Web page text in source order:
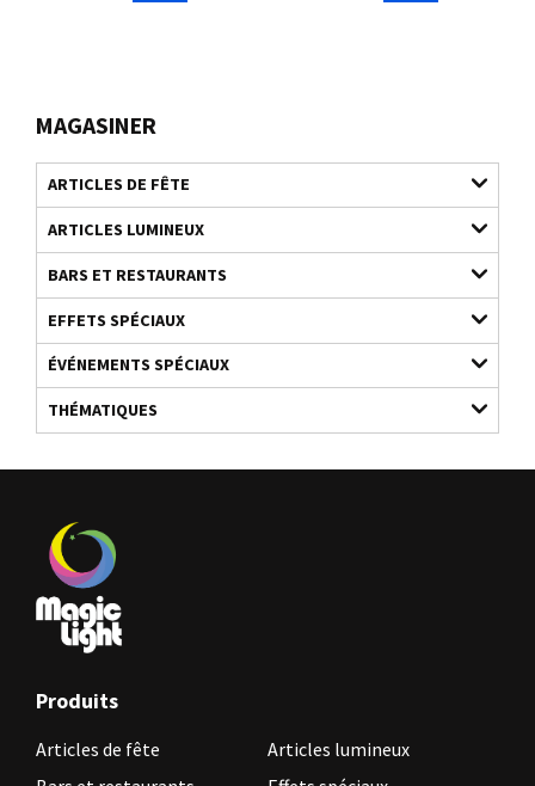
MAGASINER
ARTICLES DE FÊTE
ARTICLES LUMINEUX
BARS ET RESTAURANTS
EFFETS SPÉCIAUX
ÉVÉNEMENTS SPÉCIAUX
THÉMATIQUES
Produits
Articles de fête
Articles lumineux